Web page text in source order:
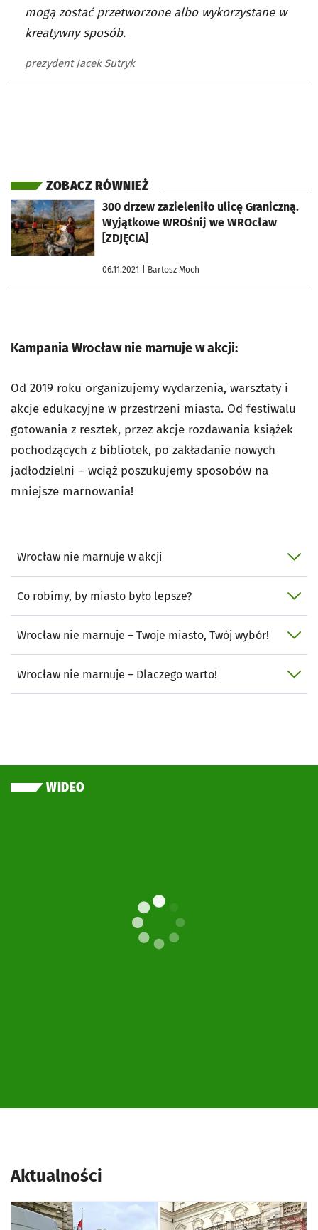
mogą zostać przetworzone albo wykorzystane w
kreatywny sposób.
prezydent Jacek Sutryk
ZOBACZ RÓWNIEŻ
300 drzew zazieleniło ulicę Graniczną.
Wyjątkowe WROśnij we WROcław
[ZDJĘCIA]
06.11.2021 | Bartosz Moch
otworzy się w nowej karcie
Kampania Wrocław nie marnuje w akcji:
Od 2019 roku organizujemy wydarzenia, warsztaty i
akcje edukacyjne w przestrzeni miasta. Od festiwalu
gotowania z resztek, przez akcje rozdawania książek
pochodzących z bibliotek, po zakładanie nowych
jadłodzielni – wciąż poszukujemy sposobów na
mniejsze marnowania!
Wrocław nie marnuje w akcji
Co robimy, by miasto było lepsze?
Wrocław nie marnuje – Twoje miasto, Twój wybór!
Wrocław nie marnuje – Dlaczego warto!
WIDEO
Aktualności